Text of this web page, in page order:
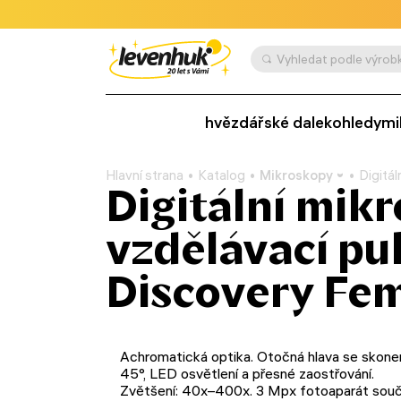
Vyhledat podle
hvězdářské dalekohledy
Hlavní strana Katalog Mikroskopy
Digitální
vzdělávací
Discovery
Achromatická optika. Otočná hlava se
45°, LED osvětlení a přesné zaostřování.
Zvětšení: 40x–400x. 3 Mpx fotoaparát